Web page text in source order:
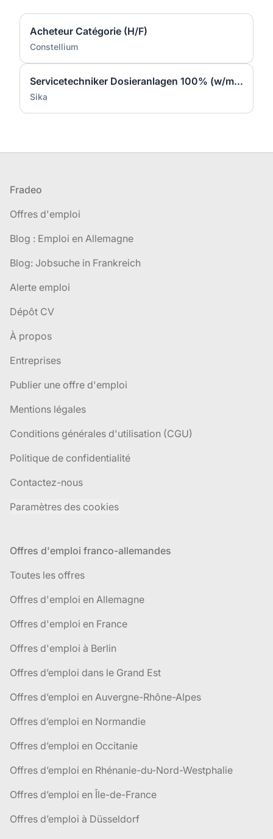
Acheteur Catégorie (H/F)
Constellium
Servicetechniker Dosieranlagen 100% (w/m/d)
Sika
Pied de page
Fradeo
Offres d'emploi
Blog : Emploi en Allemagne
Blog: Jobsuche in Frankreich
Alerte emploi
Dépôt CV
À propos
Entreprises
Publier une offre d'emploi
Mentions légales
Conditions générales d'utilisation (CGU)
Politique de confidentialité
Contactez-nous
Paramètres des cookies
Offres d'emploi franco-allemandes
Toutes les offres
Offres d'emploi en Allemagne
Offres d'emploi en France
Offres d'emploi à Berlin
Offres d’emploi dans le Grand Est
Offres d’emploi en Auvergne-Rhône-Alpes
Offres d’emploi en Normandie
Offres d’emploi en Occitanie
Offres d’emploi en Rhénanie-du-Nord-Westphalie
Offres d’emploi en Île-de-France
Offres d’emploi à Düsseldorf